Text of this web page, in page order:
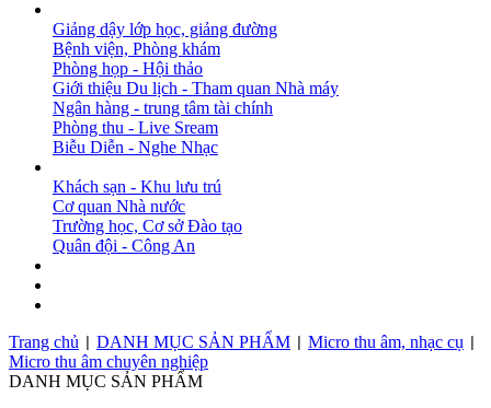
Giảng dậy lớp học, giảng đường
Bệnh viện, Phòng khám
Phòng họp - Hội thảo
Giới thiệu Du lịch - Tham quan Nhà máy
Ngân hàng - trung tâm tài chính
Phòng thu - Live Sream
Biễu Diễn - Nghe Nhạc
Khách sạn - Khu lưu trú
Cơ quan Nhà nước
Trường học, Cơ sở Đào tạo
Quân đội - Công An
Trang chủ
DANH MỤC SẢN PHẨM Micro thu âm, nhạc cụ
Micro thu âm chuyên nghiệp
DANH MỤC SẢN PHẨM